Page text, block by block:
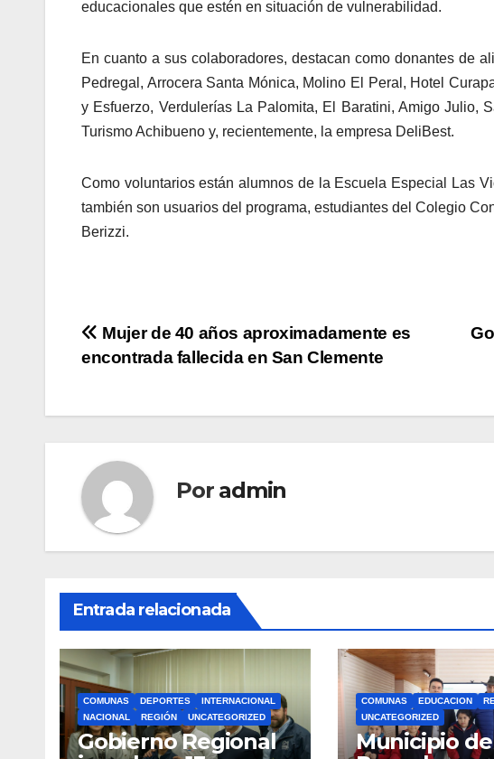
educacionales que estén en situación de vulnerabilidad.
En cuanto a sus colaboradores, destacan como donantes de
Pedregal, Arrocera Santa Mónica, Molino El Peral, Hotel
y Esfuerzo, Verdulerías La Palomita, El Baratini, Amigo Julio,
Turismo Achibueno y, recientemente, la empresa DeliBest.
Como voluntarios están alumnos de la Escuela Especial Las
también son usuarios del programa, estudiantes del Colegio
Berizzi.
Navegación
entradas
Mujer de 40 años aproximadamente es
encontrada fallecida en San Clemente
Por admin
Entrada relacionada
COMUNAS DEPORTES
INTERNACIONAL
NACIONAL
REGIÓN UNCATEGORIZED
Gobierno Regional
COMUNAS EDUCACION
UNCATEGORIZED
Municipio de